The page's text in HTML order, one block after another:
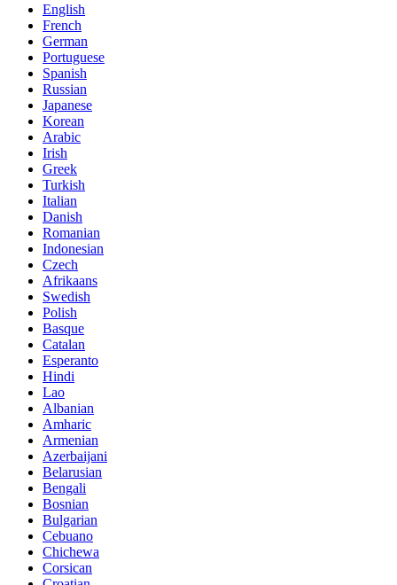
English
French
German
Portuguese
Spanish
Russian
Japanese
Korean
Arabic
Irish
Greek
Turkish
Italian
Danish
Romanian
Indonesian
Czech
Afrikaans
Swedish
Polish
Basque
Catalan
Esperanto
Hindi
Lao
Albanian
Amharic
Armenian
Azerbaijani
Belarusian
Bengali
Bosnian
Bulgarian
Cebuano
Chichewa
Corsican